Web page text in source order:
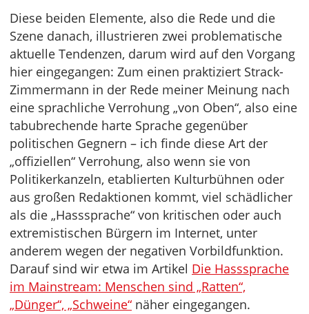
Diese beiden Elemente, also die Rede und die
Szene danach, illustrieren zwei problematische
aktuelle Tendenzen, darum wird auf den Vorgang
hier eingegangen: Zum einen praktiziert Strack-
Zimmermann in der Rede meiner Meinung nach
eine sprachliche Verrohung „von Oben“, also eine
tabubrechende harte Sprache gegenüber
politischen Gegnern – ich finde diese Art der
„offiziellen“ Verrohung, also wenn sie von
Politikerkanzeln, etablierten Kulturbühnen oder
aus großen Redaktionen kommt, viel schädlicher
als die „Hasssprache“ von kritischen oder auch
extremistischen Bürgern im Internet, unter
anderem wegen der negativen Vorbildfunktion.
Darauf sind wir etwa im Artikel Die Hasssprache
im Mainstream: Menschen sind „Ratten“,
„Dünger“, „Schweine“ näher eingegangen.